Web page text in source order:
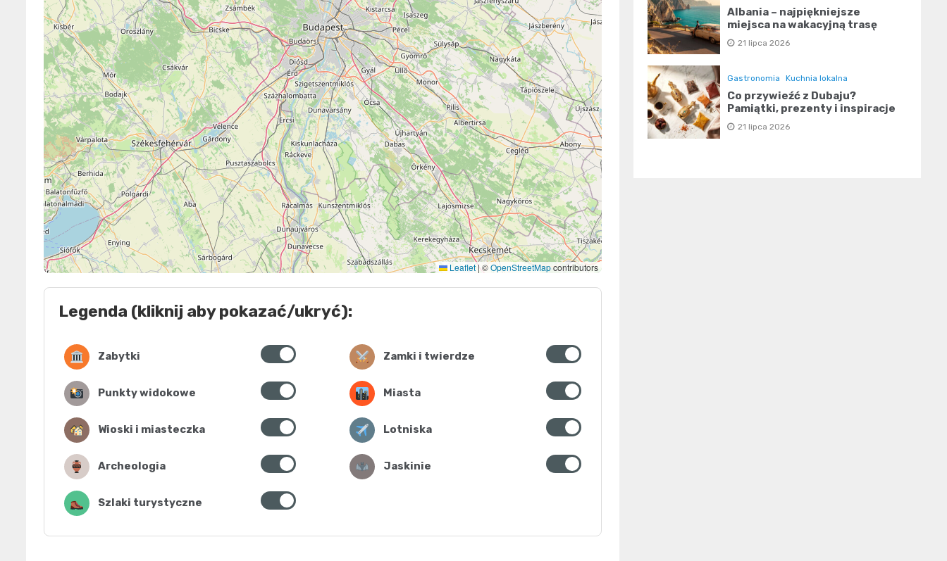
Leaflet|©OpenStreetMapcontributors
Legenda (kliknij aby pokazać/ukryć):
Zabytki Zamki i twierdze
Punkty widokowe Miasta
Wioski i miasteczka Lotniska
Archeologia Jaskinie
Szlaki turystyczne
Albania – najpiękniejsze
miejsca na wakacyjną trasę
21 lipca 2026
Gastronomia Kuchnia lokalna
Co przywieźć z Dubaju?
Pamiątki, prezenty i inspiracje
21 lipca 2026